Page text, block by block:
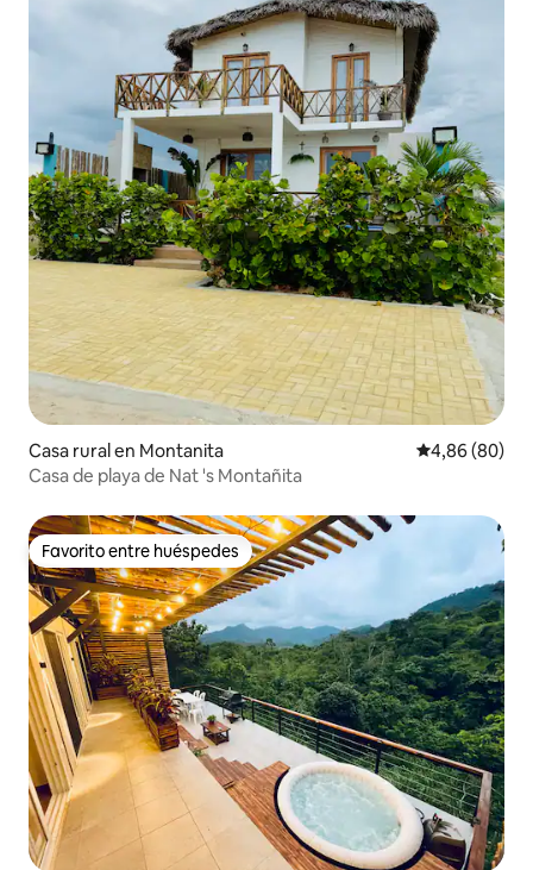
Casa rural en Montanita Calificación
4,86 (80)
Casa de playa de Nat 's Montañita
Favorito entre huéspedes
Favorito entre huéspedes